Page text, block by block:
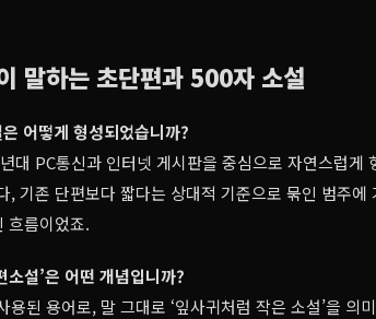
말하는 초단편과 500자 소설
어떻게 형성되었습니까?
대 PC통신과 인터넷 게시판을 중심으로 자연스럽게
, 기존 단편보다 짧다는 상대적 기준으로 묶인 범주에
흐름이었죠.
소설’은 어떤 개념입니까?
용된 용어로, 말 그대로 ‘잎사귀처럼 작은 소설’을 의